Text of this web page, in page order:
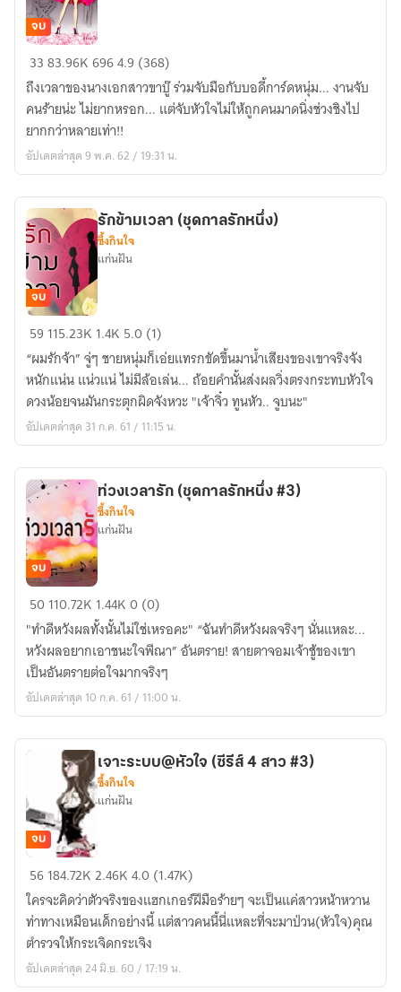
ฉาก
รัก
ดัก
หัวใจ
(ซีรี่ส์
4
#2)
จบ
3383.96K6964.9 (368)
ถึงเวลาของนางเอกสาวขาบู๊ ร่วมจับมือกับบอดี้การ์ดหนุ่ม... งานจับ
คนร้ายน่ะ ไม่ยากหรอก... แต่จับหัวใจไม่ให้ถูกคนมาดนิ่งช่วงชิงไป
ยากกว่าหลายเท่า!!
อัปเดตล่าสุด 9 พ.ค. 62 / 19:31 น.
รัก
ข้าม
เวลา
(ชุด
กาล
รัก
จบ
รักข้ามเวลา (ชุดกาลรักหนึ่ง)
ซึ้งกินใจ
แก่นฝัน
59 115.23K 1.4K 5.0 (1)
“ผมรักจ้า” จู่ๆ ชายหนุ่มก็เอ่ยแทรกขัดขึ้นมาน้ำเสียงของเขาจริงจัง
หนักแน่น แน่วแน่ ไม่มีล้อเล่น... ถ้อยคำนั้นส่งผลวิ่งตรงกระทบหัวใจ
ดวงน้อยจนมันกระตุกผิดจังหวะ "เจ้าจิ๋ว ทูนหัว.. จูบนะ"
อัปเดตล่าสุด 31 ก.ค. 61 / 11:15 น.
ท่วง
เวลา
รัก
(ชุด
กาล
รัก
#3)
จบ
ท่วงเวลารัก (ชุดกาลรักหนึ่ง #3)
ซึ้งกินใจ
แก่นฝัน
50110.72K 1.44K0 (0)
"ทำดีหวังผลทั้งนั้นไม่ใช่เหรอคะ" “ฉันทำดีหวังผลจริงๆ นั่นแหละ...
หวังผลอยากเอาชนะใจพีณา” อันตราย! สายตาจอมเจ้าชู้ของเขา
เป็นอันตรายต่อใจมากจริงๆ
อัปเดตล่าสุด 10 ก.ค. 61 / 11:00 น.
เจาะ
ระบบ@หัวใจ
(ซี
รีส์
4
สาว
จบ
เจาะระบบ@หัวใจ (ซีรีส์ 4 สาว #3)
ซึ้งกินใจ
แก่นฝัน
56184.72K2.46K4.0 (1.47K)
ใครจะคิดว่าตัวจริงของแฮกเกอร์ฝีมือร้ายๆ จะเป็นแค่สาวหน้าหวาน
ท่าทางเหมือนเด็กอย่างนี้ แต่สาวคนนี้นี่แหละที่จะมาป่วน(หัวใจ)คุณ
ตำรวจให้กระเจิดกระเจิง
อัปเดตล่าสุด 24 มิ.ย. 60 / 17:19 น.